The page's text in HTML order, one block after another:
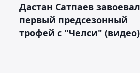
Дастан Сатпаев завоевал
первый предсезонный
трофей с "Челси" (видео)